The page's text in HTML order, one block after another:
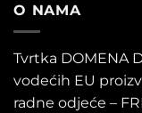
O NAMA
Tvrtka DOMENA
vodećih EU
radne odjeće –